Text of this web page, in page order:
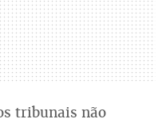
tribunais não